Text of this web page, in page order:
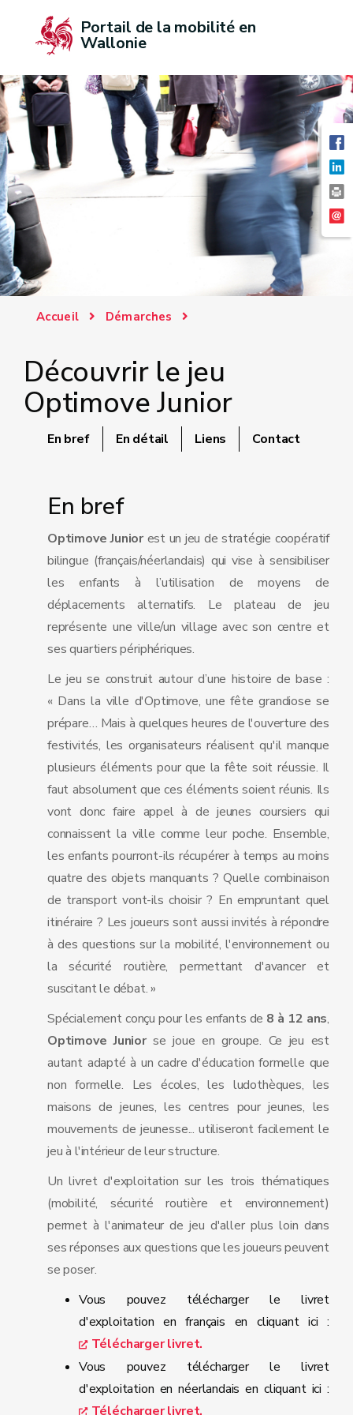
Portail de la mobilité en
Wallonie
Accueil Démarches
Découvrir le jeu
Optimove Junior
En bref En détail Liens Contact
En bref
Optimove Junior est un jeu de stratégie coopératif
bilingue (français/néerlandais) qui vise à sensibiliser
les enfants à l’utilisation de moyens de
déplacements alternatifs. Le plateau de jeu
représente une ville/un village avec son centre et
ses quartiers périphériques.
Le jeu se construit autour d’une histoire de base :
« Dans la ville d'Optimove, une fête grandiose se
prépare… Mais à quelques heures de l'ouverture des
festivités, les organisateurs réalisent qu'il manque
plusieurs éléments pour que la fête soit réussie. Il
faut absolument que ces éléments soient réunis. Ils
vont donc faire appel à de jeunes coursiers qui
connaissent la ville comme leur poche. Ensemble,
les enfants pourront-ils récupérer à temps au moins
quatre des objets manquants ? Quelle combinaison
de transport vont-ils choisir ? En empruntant quel
itinéraire ? Les joueurs sont aussi invités à répondre
à des questions sur la mobilité, l'environnement ou
la sécurité routière, permettant d'avancer et
suscitant le débat. »
Spécialement conçu pour les enfants de 8 à 12 ans,
Optimove Juniorse joue en groupe. Ce jeu est
autant adapté à un cadre d'éducation formelle que
non formelle. Les écoles, les ludothèques, les
maisons de jeunes, les centres pour jeunes, les
mouvements de jeunesse... utiliseront facilement le
jeu à l'intérieur de leur structure.
Un livret d'exploitation sur les trois thématiques
(mobilité, sécurité routière et environnement)
permet à l'animateur de jeu d'aller plus loin dans
ses réponses aux questions que les joueurs peuvent
se poser.
Vous pouvez télécharger le livret
d'exploitation en français en cliquant ici :
Télécharger livret.
Vous pouvez télécharger le livret
d'exploitation en néerlandais en cliquant ici :
Télécharger livret.